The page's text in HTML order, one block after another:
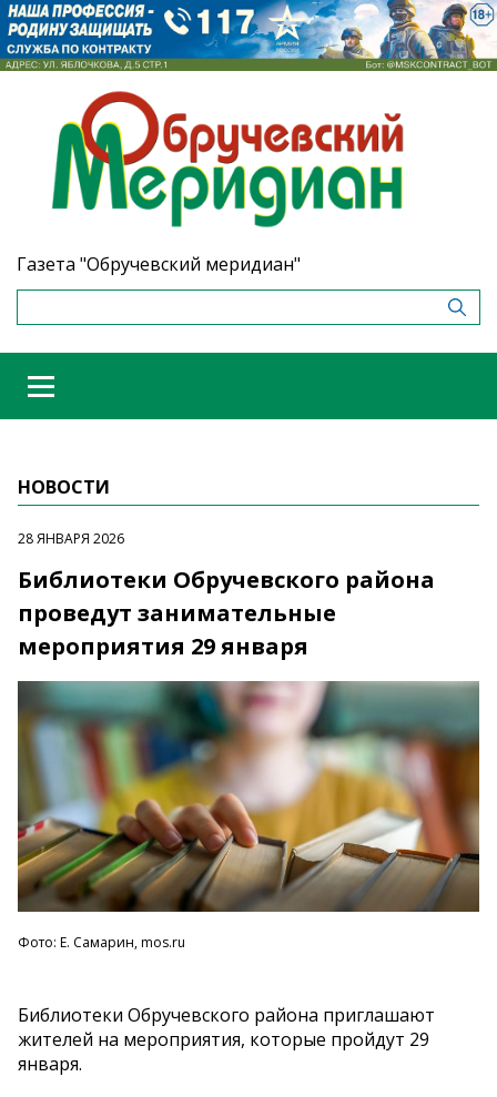
Газета "Обручевский меридиан"
НОВОСТИ
28 ЯНВАРЯ 2026
Библиотеки Обручевского района
проведут занимательные
мероприятия 29 января
Фото: Е. Самарин, mos.ru
Библиотеки Обручевского района приглашают
жителей на мероприятия, которые пройдут 29
января.